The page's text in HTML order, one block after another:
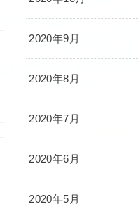
2020年9月
2020年8月
2020年7月
2020年6月
2020年5月